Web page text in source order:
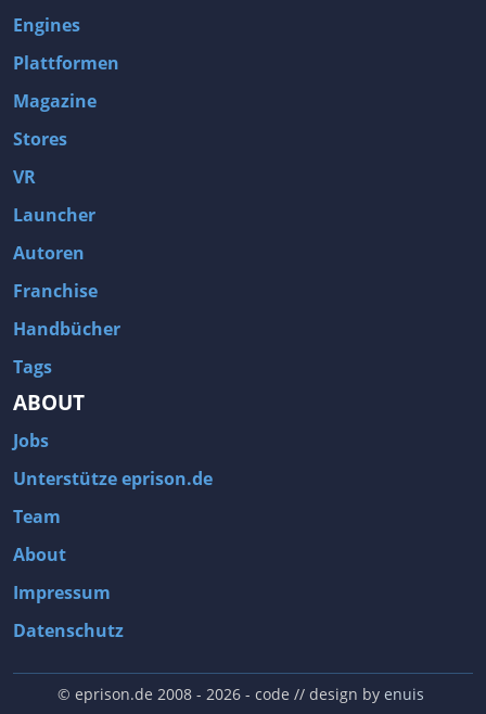
Engines
Plattformen
Magazine
Stores
VR
Launcher
Autoren
Franchise
Handbücher
Tags
ABOUT
Jobs
Unterstütze eprison.de
Team
About
Impressum
Datenschutz
© eprison.de 2008 - 2026- code // design by enuis